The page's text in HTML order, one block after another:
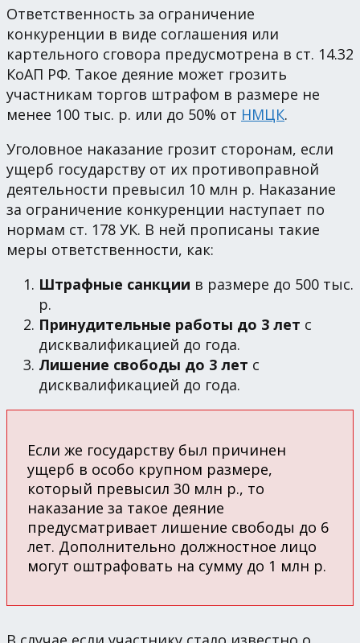
Ответственность за ограничение
конкуренции в виде соглашения или
картельного сговора предусмотрена в ст. 14.32
КоАП РФ. Такое деяние может грозить
участникам торгов штрафом в размере не
менее 100 тыс. р. или до 50% от НМЦК.
Уголовное наказание грозит сторонам, если
ущерб государству от их противоправной
деятельности превысил 10 млн р. Наказание
за ограничение конкуренции наступает по
нормам ст. 178 УК. В ней прописаны такие
меры ответственности, как:
Штрафные санкции в размере до 500 тыс.
р.
Принудительные работы до 3 лет с
дисквалификацией до года.
Лишение свободы до 3 лет с
дисквалификацией до года.
Если же государству был причинен
ущерб в особо крупном размере,
который превысил 30 млн р., то
наказание за такое деяние
предусматривает лишение свободы до 6
лет. Дополнительно должностное лицо
могут оштрафовать на сумму до 1 млн р.